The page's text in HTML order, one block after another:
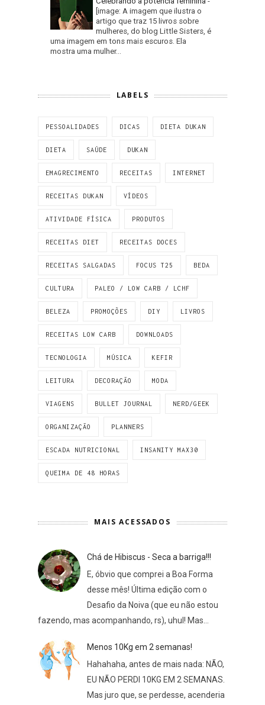
[image: A imagem que ilustra o
artigo que traz 15 livros sobre
mulheres, do blog Little Sisters, é
uma imagem em tons mais escuros. Ela
mostra uma mulher...
LABELS
PESSOALIDADES DICAS DIETA DUKAN
DIETA SAÚDE DUKAN
EMAGRECIMENTO RECEITAS INTERNET
RECEITAS DUKAN VÍDEOS
ATIVIDADE FÍSICA PRODUTOS
RECEITAS DIET RECEITAS DOCES
RECEITAS SALGADAS FOCUS T25 BEDA
CULTURA PALEO / LOW CARB / LCHF
BELEZA PROMOÇÕES DIY LIVROS
RECEITAS LOW CARB DOWNLOADS
TECNOLOGIA MÚSICA KEFIR
LEITURA DECORAÇÃO MODA
VIAGENS BULLET JOURNAL NERD/GEEK
ORGANIZAÇÃO PLANNERS
ESCADA NUTRICIONAL INSANITY MAX30
QUEIMA DE 48 HORAS
MAIS ACESSADOS
Chá de Hibiscus - Seca a barriga!!!
E, óbvio que comprei a Boa Forma
desse mês! Última edição com o
Desafio da Noiva (que eu não estou
fazendo, mas acompanhando, rs), uhul! Mas...
Menos 10Kg em 2 semanas!
Hahahaha, antes de mais nada: NÃO,
EU NÃO PERDI 10KG EM 2 SEMANAS.
Mas juro que, se perdesse, acenderia